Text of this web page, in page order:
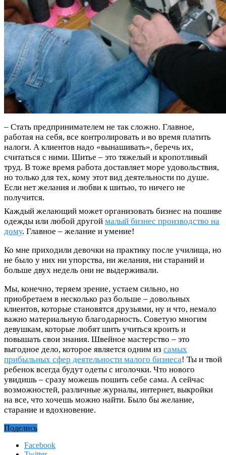
– Стать предпринимателем не так сложно. Главное,
работая на себя, все контролировать и во время платить
налоги. А клиентов надо «вынашивать», беречь их,
считаться с ними. Шитье – это тяжелый и кропотливый
труд. В тоже время работа доставляет море удовольствия,
но только для тех, кому этот вид деятельности по душе.
Если нет желания и любви к шитью, то ничего не
получится.
Каждый желающий может организовать бизнес на пошиве
одежды или любой другой малый бизнес производство на
дому. Главное – желание и умение!
Ко мне приходили девочки на практику после училища, но
не было у них ни упорства, ни желания, ни стараний и
больше двух недель они не выдерживали.
Мы, конечно, теряем зрение, устаем сильно, но
приобретаем в несколько раз больше – довольных
клиентов, которые становятся друзьями, ну и что, немало
важно материальную благодарность. Советую многим
девушкам, которые любят шить учиться кроить и
повышать свои знания. Швейное мастерство – это
выгодное дело, которое является одним из самых
прибыльных сфер деятельности малого бизнеса! Ты и твой
ребенок всегда будут одеты с иголочки. Что нового
увидишь – сразу можешь пошить себе сама. А сейчас
возможностей, различные журналы, интернет, выкройки
на все, что хочешь можно найти. Было бы желание,
старание и вдохновение.
Поделись
Facebook